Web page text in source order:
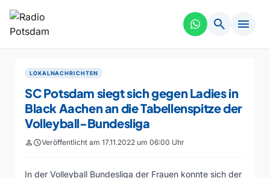
search menu
LOKALNACHRICHTEN
SC Potsdam siegt sich gegen Ladies in
Black Aachen an die Tabellenspitze der
Volleyball-Bundesliga
personscheduleVeröffentlicht am 17.11.2022 um 06:00 Uhr
In der Volleyball Bundesliga der Frauen konnte sich der